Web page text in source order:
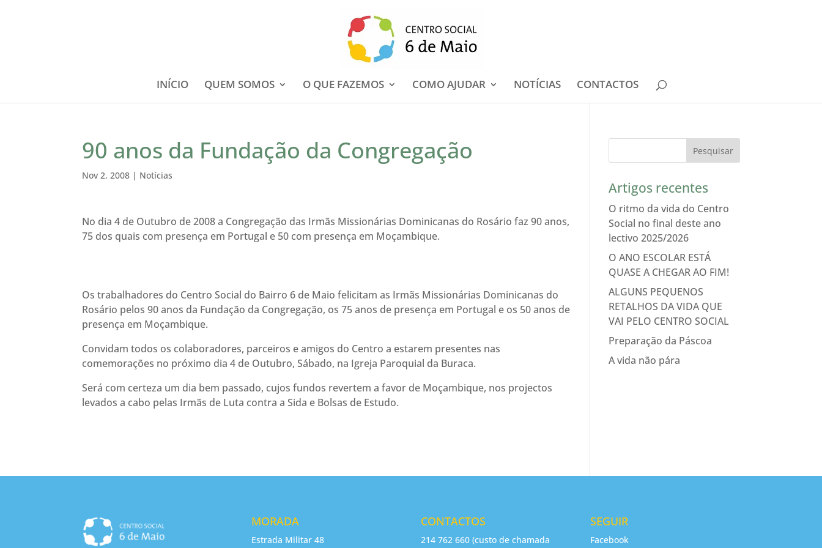
INÍCIO QUEM SOMOS O QUE FAZEMOS COMO AJUDAR NOTÍCIAS CONTACTOS
90 anos da Fundação da Congregação
Nov 2, 2008 | Notícias
No dia 4 de Outubro de 2008 a Congregação das Irmãs Missionárias Dominicanas do Rosário faz 90 anos,
75 dos quais com presença em Portugal e 50 com presença em Moçambique.
Os trabalhadores do Centro Social do Bairro 6 de Maio felicitam as Irmãs Missionárias Dominicanas do
Rosário pelos 90 anos da Fundação da Congregação, os 75 anos de presença em Portugal e os 50 anos de
presença em Moçambique.
Convidam todos os colaboradores, parceiros e amigos do Centro a estarem presentes nas
comemorações no próximo dia 4 de Outubro, Sábado, na Igreja Paroquial da Buraca.
Será com certeza um dia bem passado, cujos fundos revertem a favor de Moçambique, nos projectos
levados a cabo pelas Irmãs de Luta contra a Sida e Bolsas de Estudo.
Artigos recentes
O ritmo da vida do Centro
Social no final deste ano
lectivo 2025/2026
O ANO ESCOLAR ESTÁ
QUASE A CHEGAR AO FIM!
ALGUNS PEQUENOS
RETALHOS DA VIDA QUE
VAI PELO CENTRO SOCIAL
Preparação da Páscoa
A vida não pára
MORADA
Estrada Militar 48
CONTACTOS
214 762 660 (custo de chamada
SEGUIR
Facebook